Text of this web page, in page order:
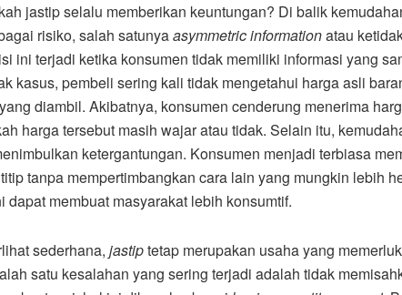
jastip selalu memberikan keuntungan? Di balik
risiko, salah satunyaasymmetric informationatau
ini terjadi ketika konsumen tidak memiliki informasi yang
kasus, pembeli sering kali tidak mengetahui harga asli
diambil. Akibatnya, konsumen cenderung menerima
harga tersebut masih wajar atau tidak. Selain itu,
ketergantungan. Konsumen menjadi terbiasa
tanpa mempertimbangkan cara lain yang mungkin lebih
dapat membuat masyarakat lebih konsumtif.
sederhana, jastiptetap merupakan usaha yang
satu kesalahan yang sering terjadi adalah tidak